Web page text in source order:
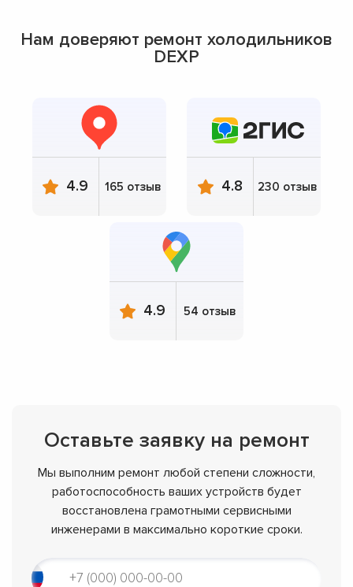
Нам доверяют ремонт холодильников
DEXP
4.9 165 отзыв 4.8 230 отзыв
4.9 54 отзыв
Оставьте заявку на ремонт
Мы выполним ремонт любой степени сложности,
работоспособность ваших устройств будет
восстановлена грамотными сервисными
инженерами в максимально короткие сроки.